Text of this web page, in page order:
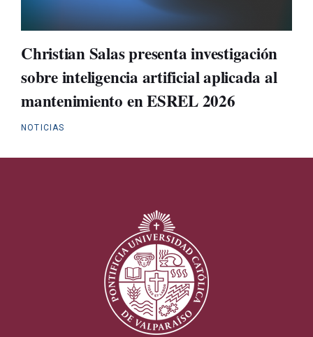
Christian Salas presenta investigación
sobre inteligencia artificial aplicada al
mantenimiento en ESREL 2026
NOTICIAS